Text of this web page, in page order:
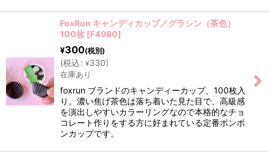
FoxRun キャンディカップ／グラシン（茶色）
100枚 [F4980]
¥300(税別)
(税込: ¥330)
在庫あり
foxrun ブランドのキャンディーカップ、100枚入
り。濃い焦げ茶色は落ち着いた見た目で、高級感
を演出しやすいカラーリングなので本格的なチョ
コレート作りをする方に好まれている定番ボンボ
ンカップです。